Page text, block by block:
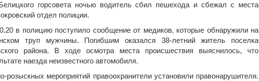
горсовета ночью водитель сбил пешехода и сбежал с места
отдел полиции.
в полицию поступило сообщение от медиков, которые обнаружили на
труп мужчины. Погибшим оказался 38-летний житель поселка
района. В ходе осмотра места происшествия выяснилось, что
наезда неизвестного автомобиля.
розыскных мероприятий правоохранители установили правонарушителя.